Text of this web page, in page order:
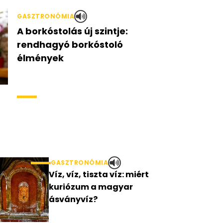
GASZTRONÓMIA
A borkóstolás új szintje:
rendhagyó borkóstoló
élmények
GASZTRONÓMIA
Víz, víz, tiszta víz: miért
kuriózum a magyar
ásványvíz?